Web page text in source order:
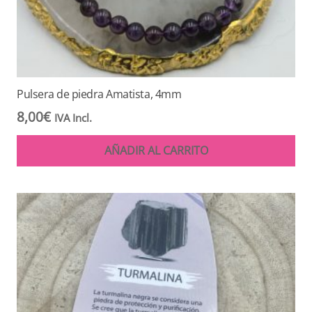
Pulsera de piedra Amatista, 4mm
8,00€ IVA Incl.
AÑADIR AL CARRITO